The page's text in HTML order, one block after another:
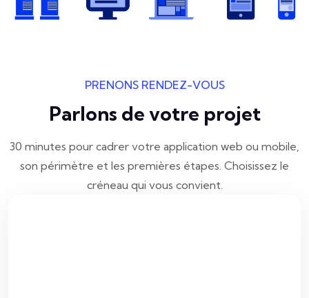
PRENONS RENDEZ-VOUS
Parlons de votre projet
30 minutes pour cadrer votre application web ou mobile,
son périmètre et les premières étapes. Choisissez le
créneau qui vous convient.